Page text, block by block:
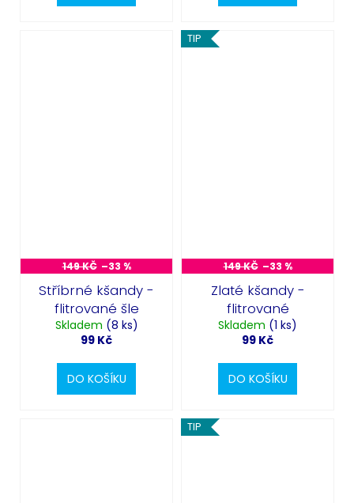
149 KČ –33 %
Stříbrné kšandy -
flitrované šle
Skladem (8 ks)
99 Kč
DO KOŠÍKU
TIP
149 KČ –33 %
Zlaté kšandy -
flitrované
Skladem (1 ks)
99 Kč
DO KOŠÍKU
TIP
Odeslat
Powered by chaterimo